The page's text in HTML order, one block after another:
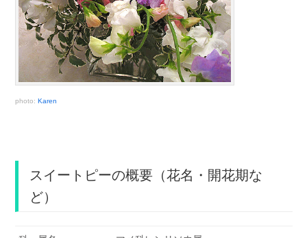
photo: Karen
スイートピーの概要（花名・開花期な
ど）